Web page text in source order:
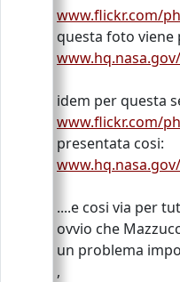
www.flickr.com/
questa foto viene
idem per questa
www.flickr.com/
presentata cosi:
....e cosi via per
ovvio che
un problema
,